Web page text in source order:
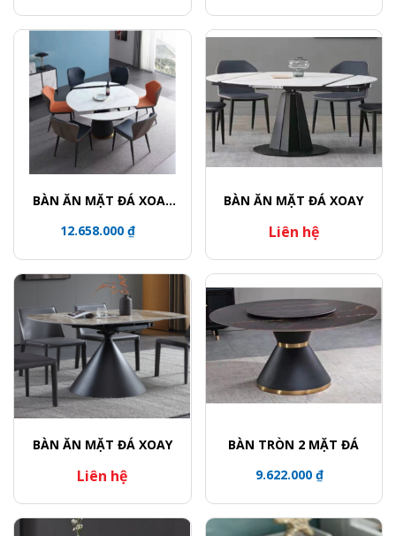
BÀN ĂN MẶT ĐÁ XOAY
TRỤ VIỀN VÀNG
12.658.000 ₫
BÀN ĂN MẶT ĐÁ XOAY
Liên hệ
BÀN ĂN MẶT ĐÁ XOAY
Liên hệ
BÀN TRÒN 2 MẶT ĐÁ
9.622.000 ₫